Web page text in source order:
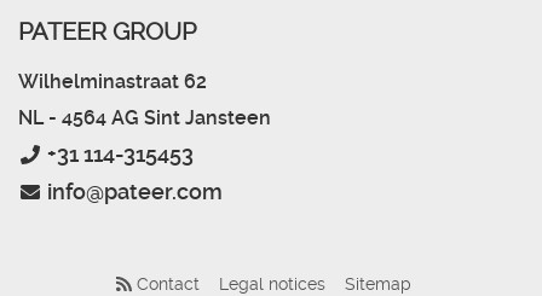
PATEER GROUP
Wilhelminastraat 62
NL - 4564 AG Sint Jansteen
+31 114-315453
info@pateer.com
Contact Legal notices
Sitemap